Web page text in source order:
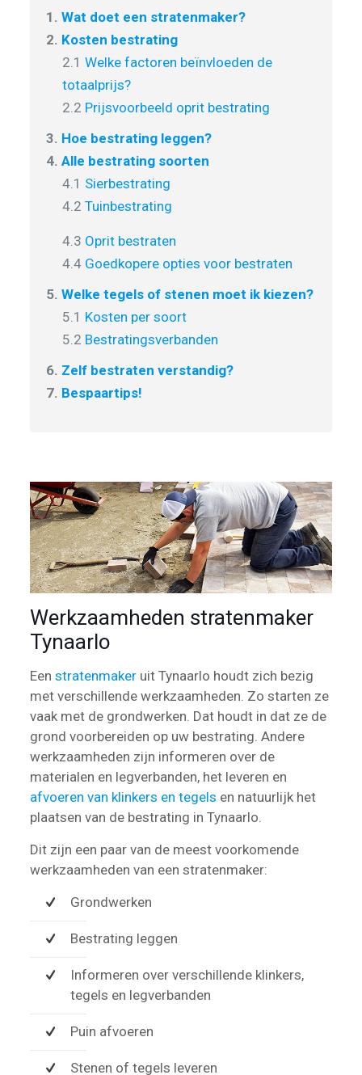
1. Wat doet een stratenmaker?
2. Kosten bestrating
2.1 Welke factoren beïnvloeden de
totaalprijs?
2.2 Prijsvoorbeeld oprit bestrating
3. Hoe bestrating leggen?
4. Alle bestrating soorten
4.1 Sierbestrating
4.2 Tuinbestrating
4.3 Oprit bestraten
4.4 Goedkopere opties voor bestraten
5. Welke tegels of stenen moet ik kiezen?
5.1 Kosten per soort
5.2 Bestratingsverbanden
6. Zelf bestraten verstandig?
7. Bespaartips!
Werkzaamheden stratenmaker
Tynaarlo
Een stratenmakeruit Tynaarlo houdt zich bezig
met verschillende werkzaamheden. Zo starten ze
vaak met de grondwerken. Dat houdt in dat ze de
grond voorbereiden op uw bestrating. Andere
werkzaamheden zijn informeren over de
materialen en legverbanden, het leveren en
afvoeren van klinkers en tegels en natuurlijk het
plaatsen van de bestrating in Tynaarlo.
Dit zijn een paar van de meest voorkomende
werkzaamheden van een stratenmaker:
Grondwerken
Bestrating leggen
Informeren over verschillende klinkers,
tegels en legverbanden
Puin afvoeren
Stenen of tegels leveren